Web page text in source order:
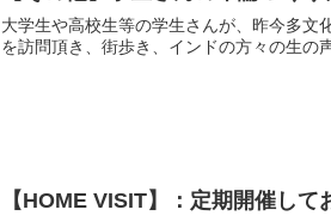
大学生や高校生等の学生さんが、昨今多文化共生
【HOME VISIT】：定期開催し